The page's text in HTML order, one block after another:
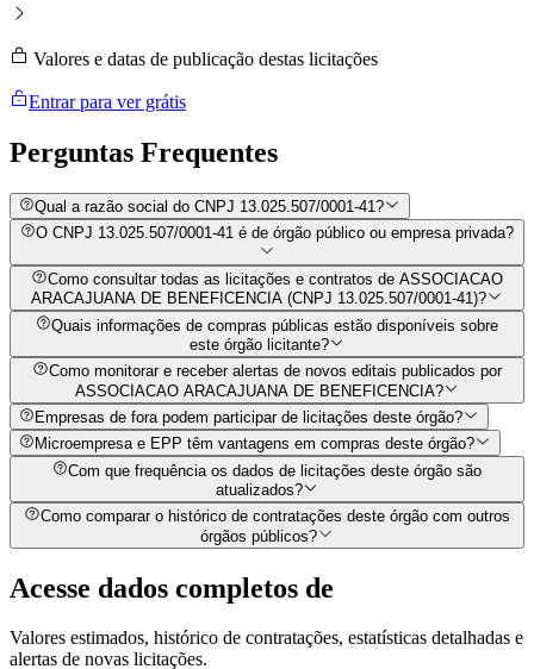
Valores e datas de publicação destas licitações
Entrar para ver grátis
Perguntas Frequentes
Qual a razão social do CNPJ 13.025.507/0001-41?
O CNPJ 13.025.507/0001-41 é de órgão público ou empresa privada?
Como consultar todas as licitações e contratos de ASSOCIACAO
ARACAJUANA DE BENEFICENCIA (CNPJ 13.025.507/0001-41)?
Quais informações de compras públicas estão disponíveis sobre
este órgão licitante?
Como monitorar e receber alertas de novos editais publicados por
ASSOCIACAO ARACAJUANA DE BENEFICENCIA?
Empresas de fora podem participar de licitações deste órgão?
Microempresa e EPP têm vantagens em compras deste órgão?
Com que frequência os dados de licitações deste órgão são
atualizados?
Como comparar o histórico de contratações deste órgão com outros
órgãos públicos?
Acesse dados completos de
Valores estimados, histórico de contratações, estatísticas detalhadas e
alertas de novas licitações.